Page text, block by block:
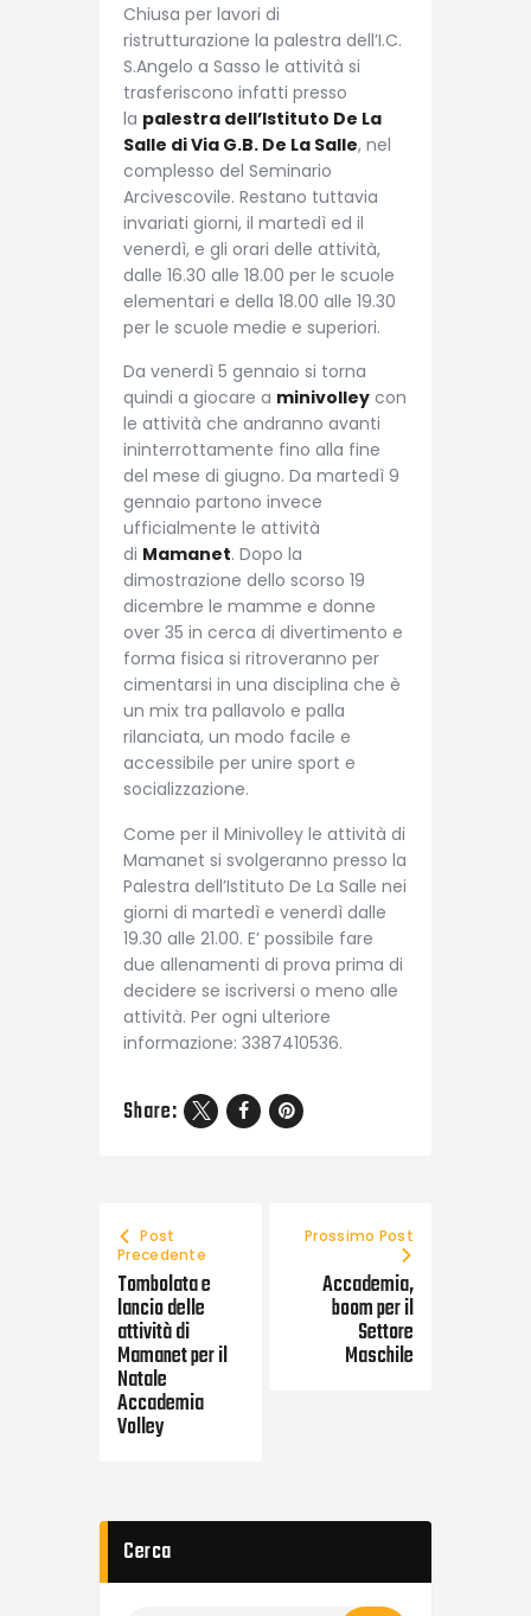
Chiusa per lavori di
ristrutturazione la palestra dell’I.C.
S.Angelo a Sasso le attività si
trasferiscono infatti presso
la palestra dell’Istituto De La
Salle di Via G.B. De La Salle, nel
complesso del Seminario
Arcivescovile. Restano tuttavia
invariati giorni, il martedì ed il
venerdì, e gli orari delle attività,
dalle 16.30 alle 18.00 per le scuole
elementari e della 18.00 alle 19.30
per le scuole medie e superiori.
Da venerdì 5 gennaio si torna
quindi a giocare a minivolley con
le attività che andranno avanti
ininterrottamente fino alla fine
del mese di giugno. Da martedì 9
gennaio partono invece
ufficialmente le attività
di Mamanet. Dopo la
dimostrazione dello scorso 19
dicembre le mamme e donne
over 35 in cerca di divertimento e
forma fisica si ritroveranno per
cimentarsi in una disciplina che è
un mix tra pallavolo e palla
rilanciata, un modo facile e
accessibile per unire sport e
socializzazione.
Come per il Minivolley le attività di
Mamanet si svolgeranno presso la
Palestra dell’Istituto De La Salle nei
giorni di martedì e venerdì dalle
19.30 alle 21.00. E’ possibile fare
due allenamenti di prova prima di
decidere se iscriversi o meno alle
attività. Per ogni ulteriore
informazione: 3387410536.
Share:
Post
Precedente
Tombolata e
lancio delle
attività di
Mamanet per il
Natale
Accademia
Volley
Prossimo Post
Accademia,
boom per il
Settore
Maschile
Cerca